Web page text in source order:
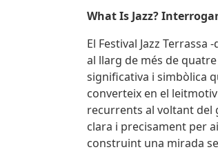
What Is Jazz?
El Festival Jazz
al llarg de més de
significativa i simbòlica
converteix en el leitmotiv
recurrents al voltant del
clara i precisament per
construint una mirada